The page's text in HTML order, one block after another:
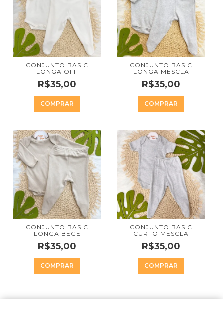
CONJUNTO BASIC
LONGA OFF
R$35,00
COMPRAR
CONJUNTO BASIC
LONGA MESCLA
R$35,00
COMPRAR
CONJUNTO BASIC
LONGA BEGE
R$35,00
COMPRAR
CONJUNTO BASIC
CURTO MESCLA
R$35,00
COMPRAR